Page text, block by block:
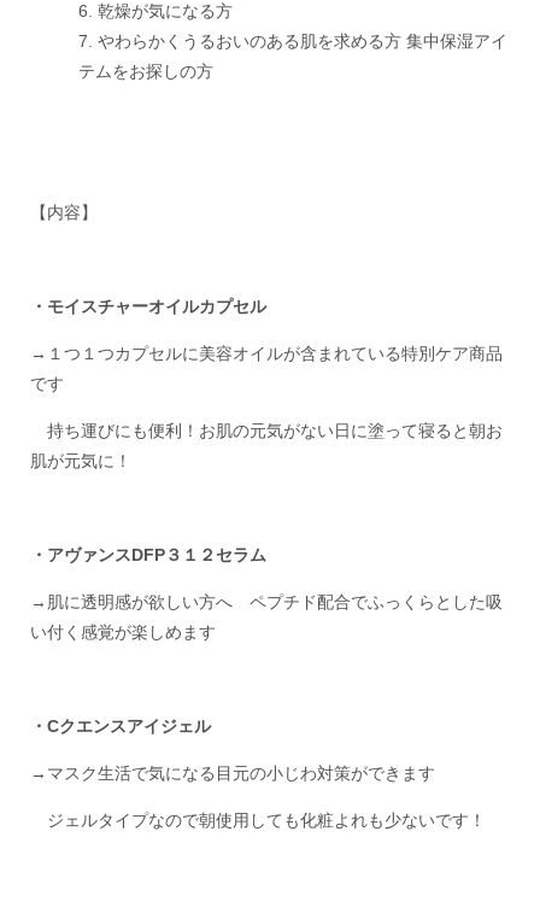
乾燥が気になる方
やわらかくうるおいのある肌を求める方 集中保湿アイ
テムをお探しの方
【内容】
・モイスチャーオイルカプセル
→１つ１つカプセルに美容オイルが含まれている特別ケア商品
です
持ち運びにも便利！お肌の元気がない日に塗って寝ると朝お
肌が元気に！
・アヴァンスDFP３１２セラム
→肌に透明感が欲しい方へ ペプチド配合でふっくらとした吸
い付く感覚が楽しめます
・Cクエンスアイジェル
→マスク生活で気になる目元の小じわ対策ができます
ジェルタイプなので朝使用しても化粧よれも少ないです！